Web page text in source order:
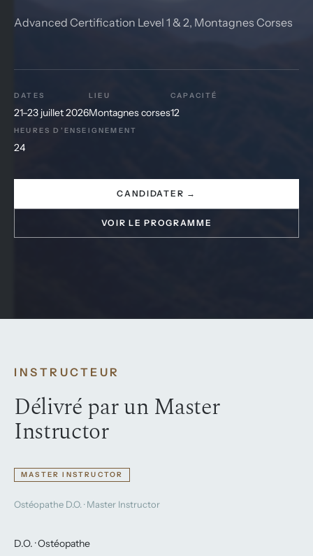
Advanced Certification Level 1 & 2, Montagnes Corses
DATES
21–23 juillet 2026
LIEU
Montagnes corses
CAPACITÉ
12
HEURES D’ENSEIGNEMENT
24
CANDIDATER →
VOIR LE PROGRAMME
INSTRUCTEUR
Délivré par un Master
Instructor
MASTER INSTRUCTOR
Ostéopathe D.O. · Master Instructor
D.O. · Ostéopathe